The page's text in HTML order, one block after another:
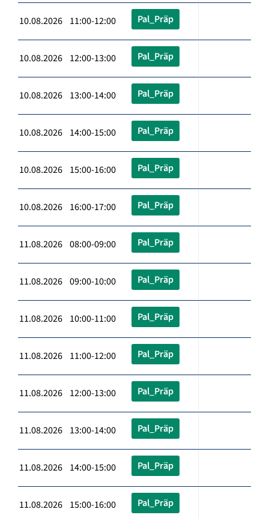
10.08.2026 11:00-12:00 Pal_Präp
10.08.2026 12:00-13:00 Pal_Präp
10.08.2026 13:00-14:00 Pal_Präp
10.08.2026 14:00-15:00 Pal_Präp
10.08.2026 15:00-16:00 Pal_Präp
10.08.2026 16:00-17:00 Pal_Präp
11.08.2026 08:00-09:00 Pal_Präp
11.08.2026 09:00-10:00 Pal_Präp
11.08.2026 10:00-11:00 Pal_Präp
11.08.2026 11:00-12:00 Pal_Präp
11.08.2026 12:00-13:00 Pal_Präp
11.08.2026 13:00-14:00 Pal_Präp
11.08.2026 14:00-15:00 Pal_Präp
11.08.2026 15:00-16:00 Pal_Präp